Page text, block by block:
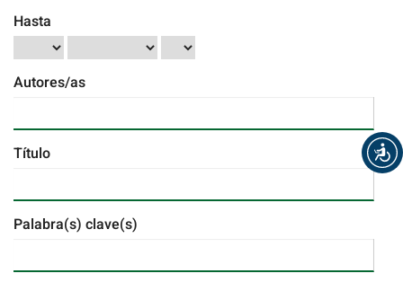
Hasta
Autores/as
Título
Palabra(s) clave(s)